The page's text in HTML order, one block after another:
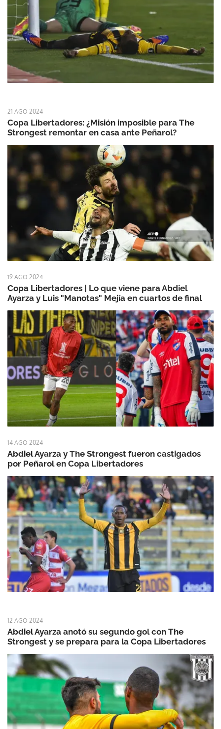
21 AGO 2024
Copa Libertadores: ¿Misión imposible para The
Strongest remontar en casa ante Peñarol?
19 AGO 2024
Copa Libertadores | Lo que viene para Abdiel
Ayarza y Luis "Manotas" Mejía en cuartos de final
14 AGO 2024
Abdiel Ayarza y The Strongest fueron castigados
por Peñarol en Copa Libertadores
12 AGO 2024
Abdiel Ayarza anotó su segundo gol con The
Strongest y se prepara para la Copa Libertadores